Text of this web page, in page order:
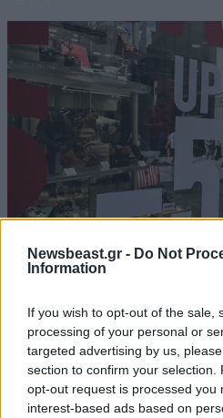
Newsbeast.gr - Do Not
Information
If you wish to opt-out of the sale,
processing of your personal or
targeted advertising by us,
section to confirm your selection.
opt-out request is processed you
interest-based ads based on
Αυξημένες οι πιέσεις
εμπόριο